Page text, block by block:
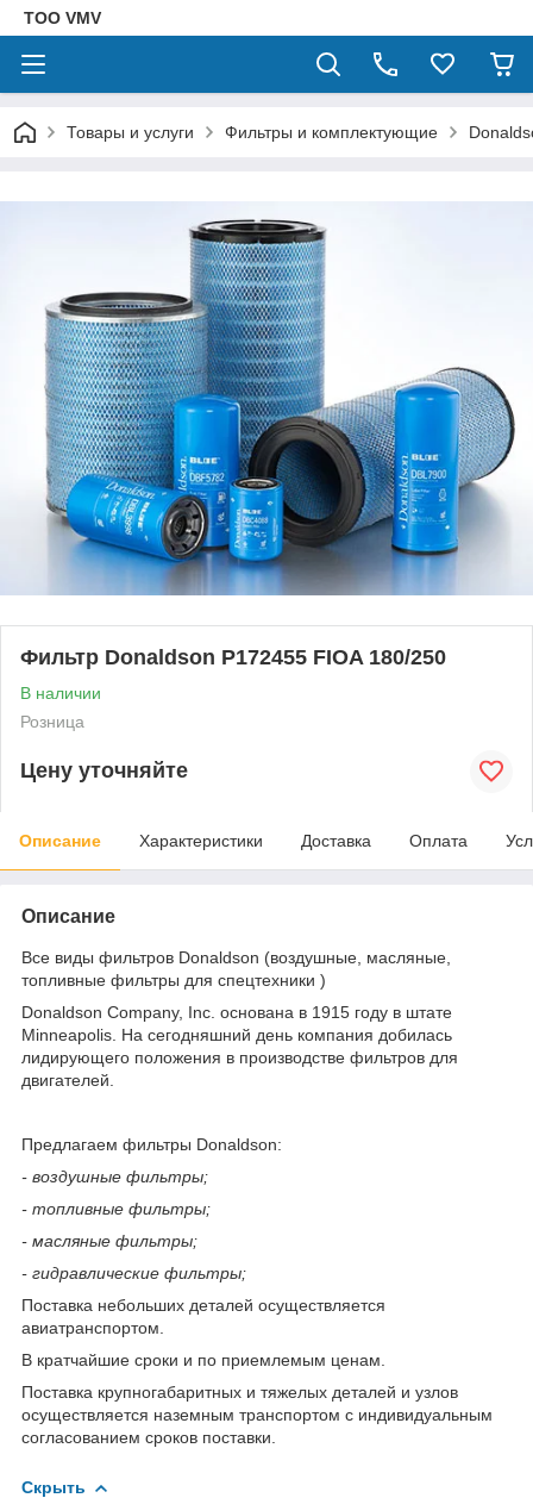
ТОО VMV
Товары и услуги Фильтры и комплектующие
Фильтр Donaldson P172455 FIOA 180/250
В наличии
Розница
Цену уточняйте
Описание Характеристики Доставка Оплата
Описание
Все виды фильтров Donaldson (воздушные, масляные,
топливные фильтры для спецтехники )
Donaldson Company, Inc. основана в 1915 году в штате
Minneapolis. На сегодняшний день компания добилась
лидирующего положения в производстве фильтров для
двигателей.
Предлагаем фильтры Donaldson:
- воздушные фильтры;
- топливные фильтры;
- масляные фильтры;
- гидравлические фильтры;
Поставка небольших деталей осуществляется
авиатранспортом.
В кратчайшие сроки и по приемлемым ценам.
Поставка крупногабаритных и тяжелых деталей и узлов
осуществляется наземным транспортом с индивидуальным
согласованием сроков поставки.
Скрыть